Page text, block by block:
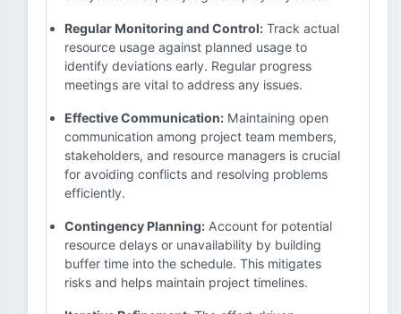
Regular Monitoring and Control: Track actual
resource usage against planned usage to
identify deviations early. Regular progress
meetings are vital to address any issues.
Effective Communication: Maintaining open
communication among project team members,
stakeholders, and resource managers is crucial
for avoiding conflicts and resolving problems
efficiently.
Contingency Planning: Account for potential
resource delays or unavailability by building
buffer time into the schedule. This mitigates
risks and helps maintain project timelines.